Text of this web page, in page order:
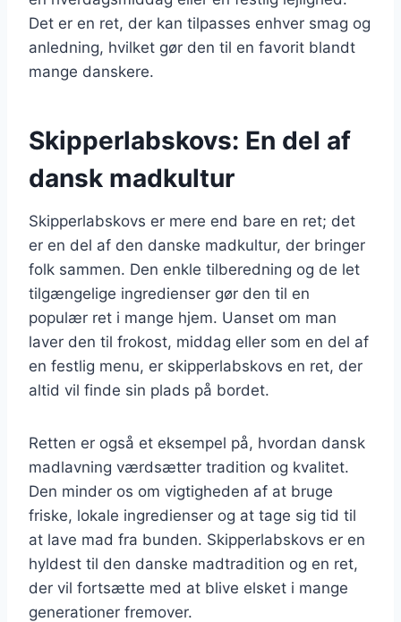
Det er en ret, der kan tilpasses enhver smag og
anledning, hvilket gør den til en favorit blandt
mange danskere.
Skipperlabskovs: En del af
dansk madkultur
Skipperlabskovs er mere end bare en ret; det
er en del af den danske madkultur, der bringer
folk sammen. Den enkle tilberedning og de let
tilgængelige ingredienser gør den til en
populær ret i mange hjem. Uanset om man
laver den til frokost, middag eller som en del af
en festlig menu, er skipperlabskovs en ret, der
altid vil finde sin plads på bordet.
Retten er også et eksempel på, hvordan dansk
madlavning værdsætter tradition og kvalitet.
Den minder os om vigtigheden af at bruge
friske, lokale ingredienser og at tage sig tid til
at lave mad fra bunden. Skipperlabskovs er en
hyldest til den danske madtradition og en ret,
der vil fortsætte med at blive elsket i mange
generationer fremover.